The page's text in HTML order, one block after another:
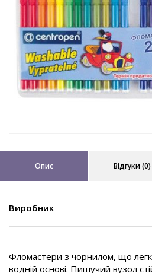
Опис Відгуки (0)
Виробник
Фломастери з чорнилом, що
водній основі. Пишучий вузол